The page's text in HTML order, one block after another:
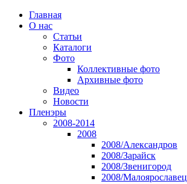
Главная
О нас
Статьи
Каталоги
Фото
Коллективные фото
Архивные фото
Видео
Новости
Пленэры
2008-2014
2008
2008/Александров
2008/Зарайск
2008/Звенигород
2008/Малоярославец